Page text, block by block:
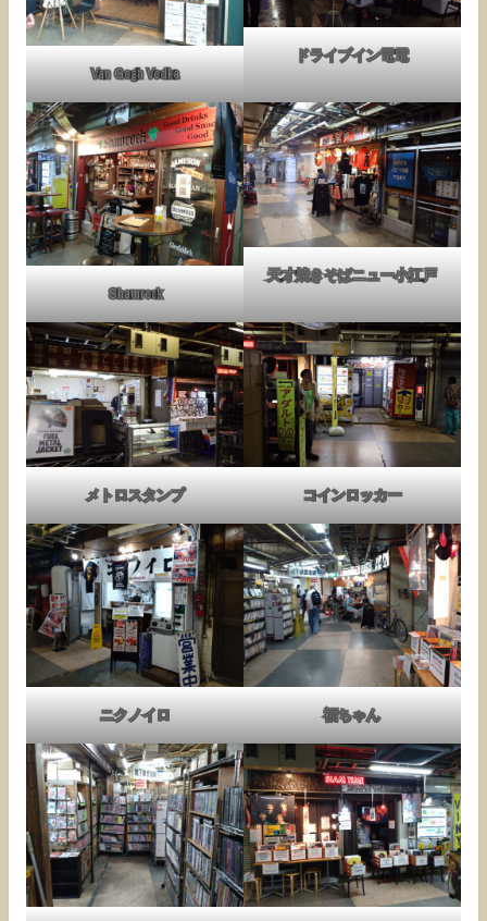
Van Gogh Vodka
ドライブイン電電
Shamrock
天才焼きそばニュー小江戸
メトロスタンプ コインロッカー
ニクノイロ 福ちゃん